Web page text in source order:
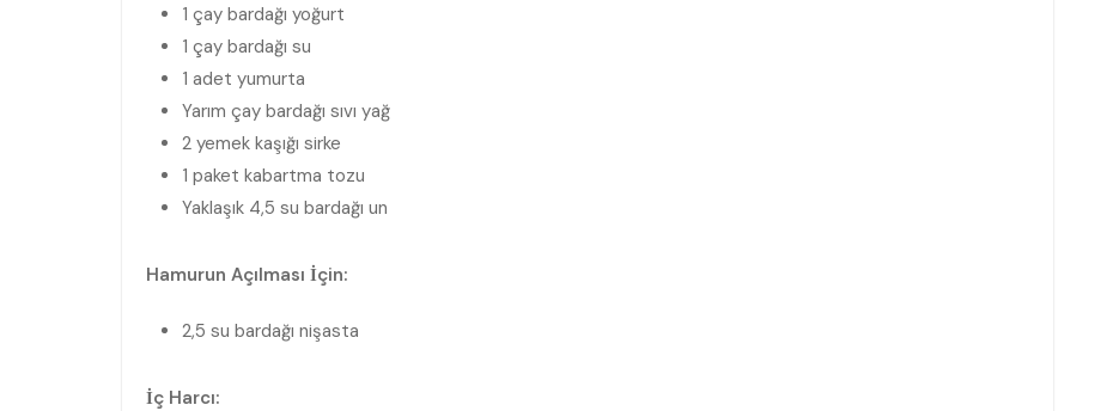
1 çay bardağı yoğurt
1 çay bardağı su
1 adet yumurta
Yarım çay bardağı sıvı yağ
2 yemek kaşığı sirke
1 paket kabartma tozu
Yaklaşık 4,5 su bardağı un
Hamurun Açılması İçin:
2,5 su bardağı nişasta
İç Harcı: